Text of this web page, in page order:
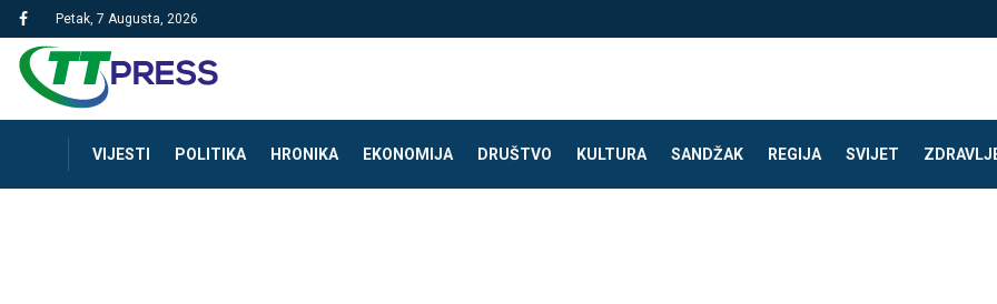
Petak, 7 Augusta, 2026
VIJESTI POLITIKA HRONIKA EKONOMIJA DRUŠTVO KULTURA SANDŽAK REGIJA SVIJET